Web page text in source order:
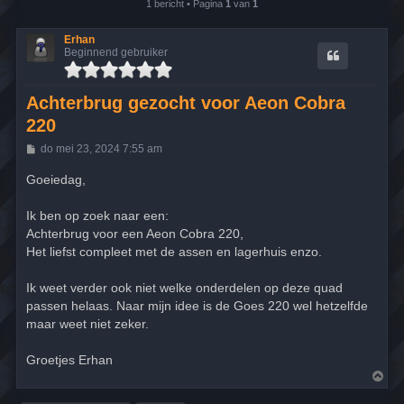
1 bericht • Pagina 1 van 1
Erhan
Beginnend gebruiker
Achterbrug gezocht voor Aeon Cobra
220
B
i
h
do mei 23, 2024 7:55 am
Goeiedag,
Ik ben op zoek naar een:
Achterbrug voor een Aeon Cobra 220,
Het liefst compleet met de assen en lagerhuis enzo.
Ik weet verder ook niet welke onderdelen op deze quad
passen helaas. Naar mijn idee is de Goes 220 wel hetzelfde
maar weet niet zeker.
Groetjes Erhan
m